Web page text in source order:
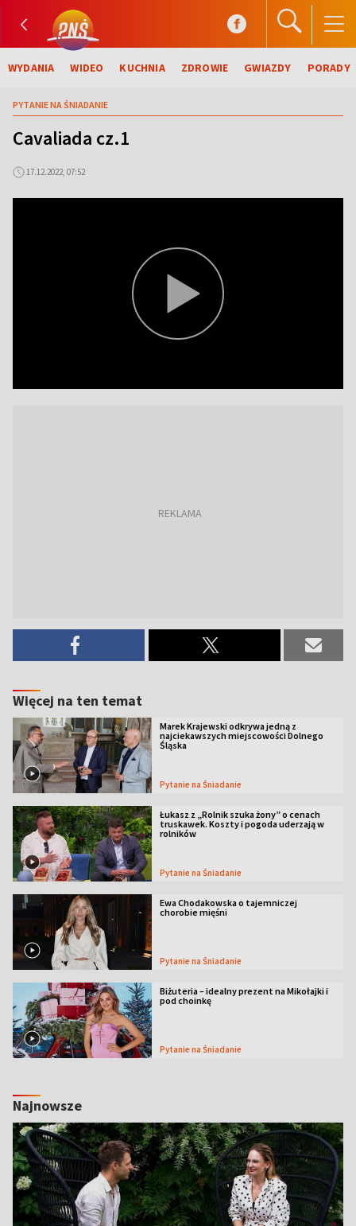
WYDANIA WIDEO KUCHNIA ZDROWIE GWIAZDY PORADY
PYTANIE NA ŚNIADANIE
Cavaliada cz.1
17.12.2022, 07:52
Więcej na ten temat
Marek Krajewski odkrywa jedną z
najciekawszych miejscowości Dolnego
Śląska
Pytanie na Śniadanie
Łukasz z „Rolnik szuka żony” o cenach
truskawek. Koszty i pogoda uderzają w
rolników
Pytanie na Śniadanie
Ewa Chodakowska o tajemniczej
chorobie mięśni
Pytanie na Śniadanie
Biżuteria – idealny prezent na Mikołajki i
pod choinkę
Pytanie na Śniadanie
Najnowsze